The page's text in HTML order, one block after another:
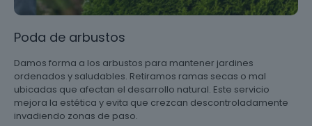
Poda de arbustos
Damos forma a los arbustos para mantener jardines
ordenados y saludables. Retiramos ramas secas o mal
ubicadas que afectan el desarrollo natural. Este servicio
mejora la estética y evita que crezcan descontroladamente
invadiendo zonas de paso.